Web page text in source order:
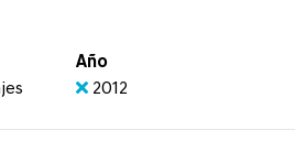
Año
2012